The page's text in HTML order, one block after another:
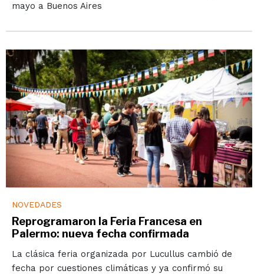
mayo a Buenos Aires
NOVEDADES
Reprogramaron la Feria Francesa en
Palermo: nueva fecha confirmada
La clásica feria organizada por Lucullus cambió de
fecha por cuestiones climáticas y ya confirmó su